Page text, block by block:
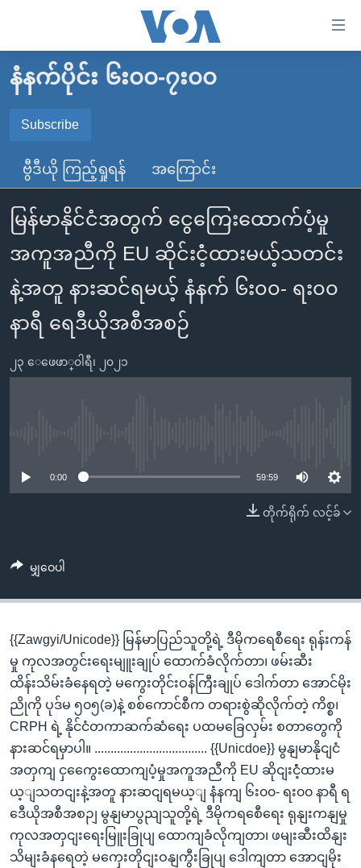
လွယ်ကူ
စေ
သည့်
Link
များ
ပင်မ
အကြောင်းအရာ
သို့
ကျော်
ကြည့်
ရန်
အ
ကြည့်
ရန်
နေရာ
ကျော်
မူလစာမျက်နှာ
နိုင်ငံတကာ
တရုတ်
အစ္စရေး-ပါလက်စတိုင်း
ဗွီဒီယို
ရပ်ဝန်းတခု လမ်းတခု အလွန်
အင်္ဂလိပ်စာလေ့လာမယ်
အမေရိကန်သုံးအီဒီယံ
မကြေးမုံရဲ့ အင်္ဂလိပ်စာ
သုတပဒေသာ အင်္ဂလိပ်စာ
အပတ်စဉ်ကဏ္ဍများ
ရေဒီယို
ရေဒီယိုနှင့်ရုပ်သံ အချက်အလက်များ
နံနက်ပိုင်း ၆း၀၀-၇း၀၀
Subscribe
Spotify
ရယူရန်
ဗွီဒီယို ကြည့်ရှုရန် အကြောင်း
မြန်မာနိုင်ငံအတွက် ငွေကြေးထောက်ပံ့မှု
အကူအညီကို EU ဆိုင်းငံံ့ထားမယ့်သတင်း
နဲ့အတူ နားဆင်ရမယ့် နံနက် ၆း၀၀- ရး၀၀
နာရီ ရေဒီယိုအစီအစဉ်
၂၃ ေဖေဖာ္၀ါရီ၊ ၂၀၂၁
0:00 59:59
တိုက်ရိုက် လင့်ခ်
မျှဝေပါ
{{Zawgyi/Unicode}} မြန်မာပြည်သူတို့ရဲ့ ဒီမိုကရေစီရေး ရုန်းကန်
မှု ကုလအတွင်းရေးမျူးချုပ် ထောက်ခံလိုက်တာ၊ ဖမ်းဆီး
ထိန်းသိမ်းခံနေရတဲ့ မကွေးတိုင်းဝန်ကြီးချုပ် ဒေါက်တာ အောင်မိုး
ညိုကို ပုဒ်မ ၅၀၅(ခ)နဲ့ စစ်ကောင်စီက တရားစွဲဆိုလိုက်တဲ့ ကိစ္စ၊
CRPH ရဲ့ နိုင်ငံတကာဆက်ဆံရေး ပထမခြေလှမ်း စတာတွေကို
နားဆင်ရမှာပါ။ ................................... {{Unicdoe}} မွနျမာနိုငျငံ
အတှကျ ငှကွေေးထောကျပံ့မှုအကူအညီကို EU ဆိုငျးငံံ့ထားမ
ယ့ျသတငျးနဲ့အတူ နားဆငျရမယ့ျ နံနကျ ၆း၀၀- ရး၀၀ နာရီ ရ
ဒေီယိုအစီအစဉျ မွနျမာပွညျသူတို့ရဲ့ ဒီမိုကရစေီရေး ရုနျးကနျမှု
ကုလအတှငျးရေးမြူးခြုပျ ထောကျခံလိုကျတာ၊ ဖမျးဆီးထိနျး
သိမျးခံနရေတဲ့ မကှေးတိုငျးဝနျကွီးခြုပျ ဒေါကျတာ အောငျမိုး